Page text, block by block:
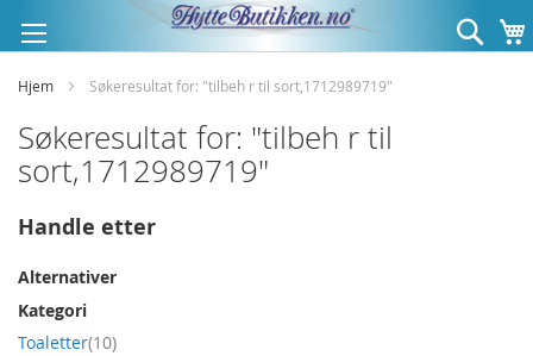
til
innhold
Søk
Hjem Søkeresultat for: "tilbeh r til sort,1712989719"
Søkeresultat for: "tilbeh r til
sort,1712989719"
Handle etter
Alternativer
Kategori
Toaletter 10produkt